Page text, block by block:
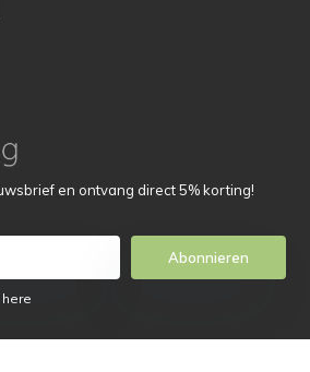
en ontvang direct 5% korting!
Abonnieren